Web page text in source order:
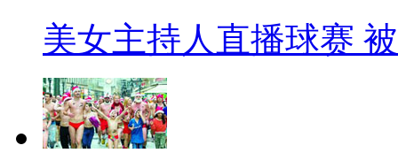
美女主持人直播球赛